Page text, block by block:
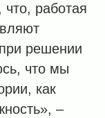
работая
решении
что мы
как
–